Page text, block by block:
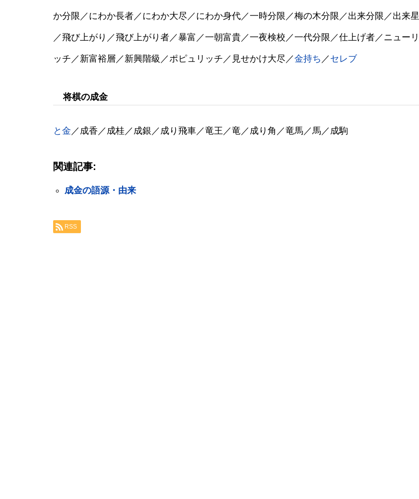
か分限／にわか長者／にわか大尽／にわか身代／一時分限／梅の木分限／出来分限／出来星
／飛び上がり／飛び上がり者／暴富／一朝富貴／一夜検校／一代分限／仕上げ者／ニューリ
ッチ／新富裕層／新興階級／ポピュリッチ／見せかけ大尽／金持ち ／ セレブ
将棋の成金
と金 ／成香／成桂／成銀／成り飛車／竜王／竜／成り角／竜馬／馬／成駒
関連記事:
成金の語源・由来
RSS